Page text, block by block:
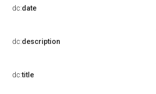
dc:date
dc:description
dc:title